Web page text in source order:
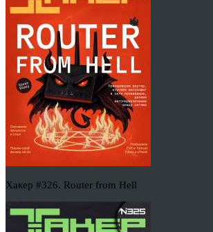
Хакер #326. Router from Hell